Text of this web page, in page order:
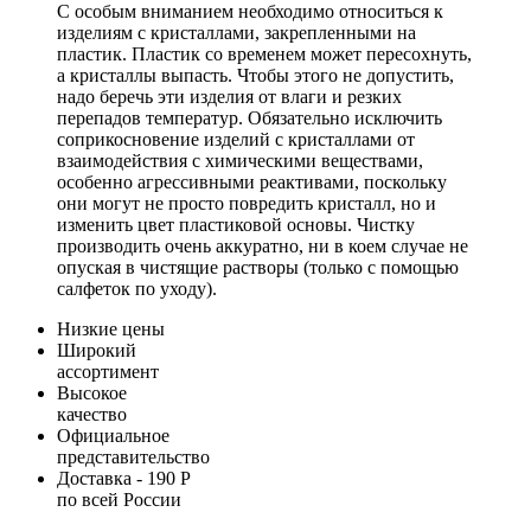
С особым вниманием необходимо относиться к
изделиям с кристаллами, закрепленными на
пластик. Пластик со временем может пересохнуть,
а кристаллы выпасть. Чтобы этого не допустить,
надо беречь эти изделия от влаги и резких
перепадов температур. Обязательно исключить
соприкосновение изделий с кристаллами от
взаимодействия с химическими веществами,
особенно агрессивными реактивами, поскольку
они могут не просто повредить кристалл, но и
изменить цвет пластиковой основы. Чистку
производить очень аккуратно, ни в коем случае не
опуская в чистящие растворы (только с помощью
салфеток по уходу).
Низкие цены
Широкий
ассортимент
Высокое
качество
Официальное
представительство
Доставка - 190 Р
по всей России